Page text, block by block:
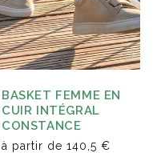
BASKET FEMME EN
CUIR INTÉGRAL
CONSTANCE
à partir de 140,5 €